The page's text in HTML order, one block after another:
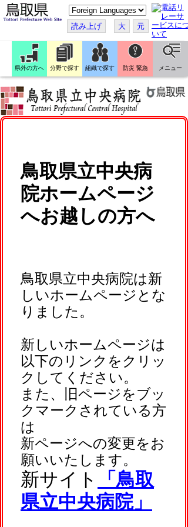
こ
の
ペ
ー
ジ
翻
訳
す
読み上げ 大 元
県外の方へ 分野で探す 組織で探す 防災 緊急 メニュー
鳥取県立中央病
院ホームページ
へお越しの方へ
鳥取県立中央病院は新
しいホームページとな
りました。
新しいホームページは
以下のリンクをクリッ
クしてください。
また、旧ページをブッ
クマークされている方
は
新ページへの変更をお
願いいたします。
新サイト
「鳥取
県立中央病院」